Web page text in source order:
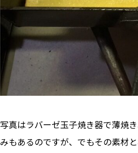
写真はラバーゼ玉子焼き器で薄焼
みもあるのですが、でもその素材